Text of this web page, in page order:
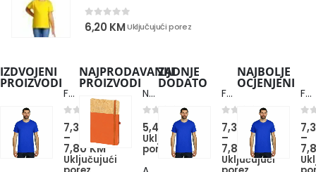
0out of 5
6,20 KMUključujući porez
IZDVOJENI
PROIZVODI
Fanfan Men
0out of 5
7,30 KM
–
7,80 KM
Uključujući
NAJPRODAVANIJI
PROIZVODI
Note Cork
0out of 5
5,40 KM
Uključujući
porez
ZADNJE
DODATO
Fanfan Men
0out of 5
7,30 KM
–
7,80 KM
Uključujući
NAJBOLJE
OCJENJENI
Fanfan Men
0
–